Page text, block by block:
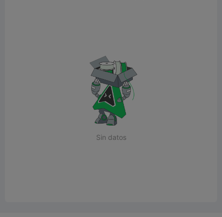
Sin datos